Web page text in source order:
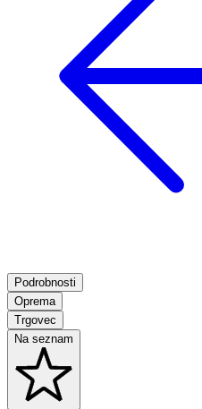
Podrobnosti
Oprema
Trgovec
Na seznam